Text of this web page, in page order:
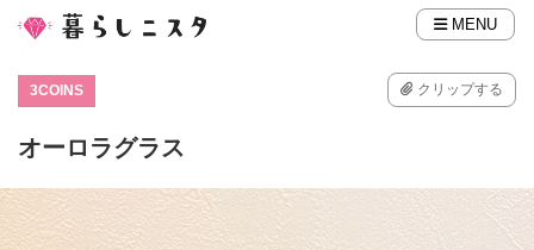
MENU
3COINS クリップする
オーロラグラス